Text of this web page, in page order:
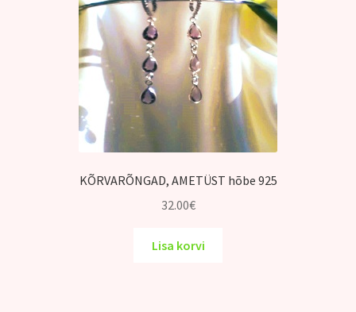
KÕRVARÕNGAD, AMETÜST hõbe 925
32.00€
Lisa korvi